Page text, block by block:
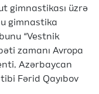
gimnastikası üzrə
gimnastika
“Vestnik
zamanı Avropa
Azərbaycan
Fərid Qayıbov